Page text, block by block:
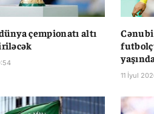
çempionatı altı
11 İyul